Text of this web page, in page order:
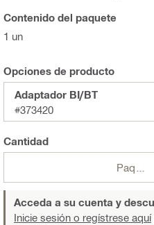
Contenido del paquete
1 un
Opciones de producto
Adaptador BI/BT
#373420
Cantidad
Acceda a su cuenta y
Inicie sesión o regístrese aquí